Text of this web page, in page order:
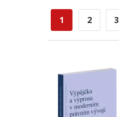
1 2 3